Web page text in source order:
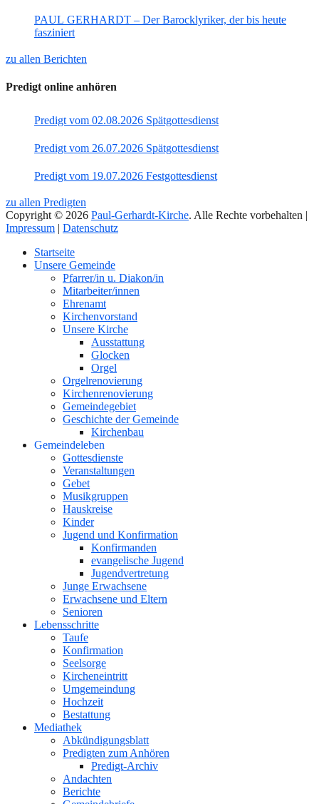
PAUL GERHARDT – Der Barocklyriker, der bis heute
fasziniert
zu allen Berichten
Predigt online anhören
Predigt vom 02.08.2026 Spätgottesdienst
Predigt vom 26.07.2026 Spätgottesdienst
Predigt vom 19.07.2026 Festgottesdienst
zu allen Predigten
Copyright © 2026 Paul-Gerhardt-Kirche. Alle Rechte vorbehalten |
Impressum | Datenschutz
oben
Startseite
Unsere Gemeinde
Pfarrer/in u. Diakon/in
Mitarbeiter/innen
Ehrenamt
Kirchenvorstand
Unsere Kirche
Ausstattung
Glocken
Orgel
Orgelrenovierung
Kirchenrenovierung
Gemeindegebiet
Geschichte der Gemeinde
Kirchenbau
Gemeindeleben
Gottesdienste
Veranstaltungen
Gebet
Musikgruppen
Hauskreise
Kinder
Jugend und Konfirmation
Konfirmanden
evangelische Jugend
Jugendvertretung
Junge Erwachsene
Erwachsene und Eltern
Senioren
Lebensschritte
Taufe
Konfirmation
Seelsorge
Kircheneintritt
Umgemeindung
Hochzeit
Bestattung
Mediathek
Abkündigungsblatt
Predigten zum Anhören
Predigt-Archiv
Andachten
Berichte